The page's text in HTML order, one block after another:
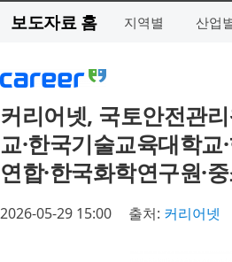
보도자료 홈 지역별 산업
커리어넷, 국토안전관
교·한국기술교육대학
연합·한국화학연구원·
2026-05-29 15:00 출처: 커리어넷